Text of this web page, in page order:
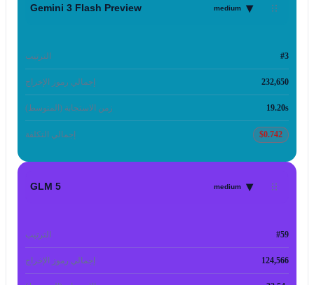
Gemini 3 Flash Preview medium ▾
الترتيب #3
إجمالي رموز الإخراج 232,650
زمن الاستجابة (المتوسط) 19.20s
إجمالي التكلفة $0.742
GLM 5 medium ▾
الترتيب #59
إجمالي رموز الإخراج 124,566